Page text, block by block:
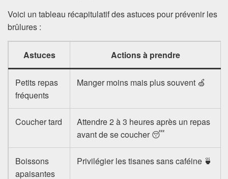
Voici un tableau récapitulatif des astuces pour prévenir les
brûlures :
Astuces Actions à prendre
Petits repas
fréquents
Manger moins mais plus souvent 🍏
Coucher tard
Attendre 2 à 3 heures après un repas
avant de se coucher 😴
Boissons
apaisantes
Privilégier les tisanes sans caféine 🍵